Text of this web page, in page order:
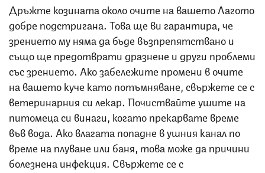
Дръжте козината около очите на вашето Лагото
добре подстригана. Това ще ви гарантира, че
зрението му няма да бъде възпрепятствано и
също ще предотврати дразнене и други проблеми
със зрението. Ако забележите промени в очите
на вашето куче като потъмняване, свържете се с
ветеринарния си лекар. Почиствайте ушите на
питомеца си винаги, когато прекарвате време
във вода. Ако влагата попадне в ушния канал по
време на плуване или баня, това може да причини
болезнена инфекция. Свържете се с